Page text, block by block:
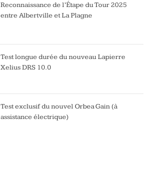
Reconnaissance de l’Étape du Tour 2025
entre Albertville et La Plagne
Test longue durée du nouveau Lapierre
Xelius DRS 10.0
Test exclusif du nouvel Orbea Gain (à
assistance électrique)